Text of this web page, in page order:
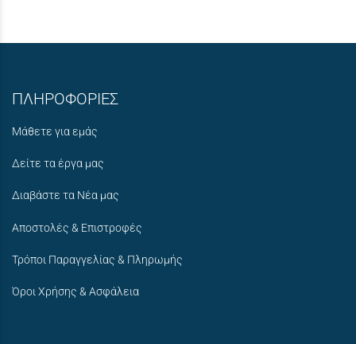
ΠΛΗΡΟΦΟΡΙΕΣ
Μάθετε για εμάς
Δείτε τα έργα μας
Διαβάστε τα Νέα μας
Αποστολές & Επιστροφές
Τρόποι Παραγγελίας & Πληρωμής
Όροι Χρήσης & Ασφάλεια